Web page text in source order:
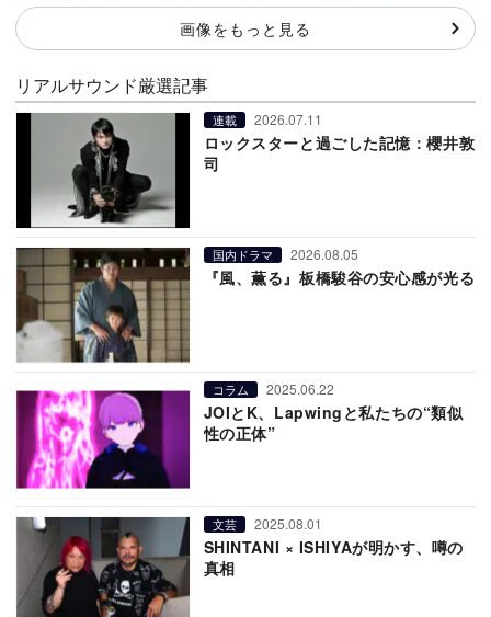
画像をもっと見る
リアルサウンド厳選記事
連載 2026.07.11
ロックスターと過ごした記憶：櫻井敦
司
国内ドラマ 2026.08.05
『風、薫る』板橋駿谷の安心感が光る
コラム 2025.06.22
JOIとK、Lapwingと私たちの“類似
性の正体”
文芸 2025.08.01
SHINTANI × ISHIYAが明かす、噂の
真相